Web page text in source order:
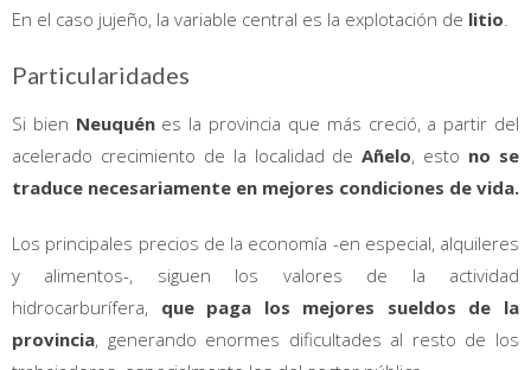
En el caso jujeño, la variable central es la explotación de litio
Particularidades
Si bien Neuquénes la provincia que más creció, a partir del
acelerado crecimiento de la localidad deAñelo, esto no se
traduce necesariamente en mejores condiciones de vida.
Los principales precios de la economía -en especial, alquileres
y alimentos-, siguen los valores de la actividad
hidrocarburífera, que paga los mejores sueldos de la
provincia, generando enormes dificultades al resto de los